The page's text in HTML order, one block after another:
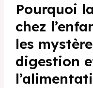
Pourquoi
chez
les
digestion